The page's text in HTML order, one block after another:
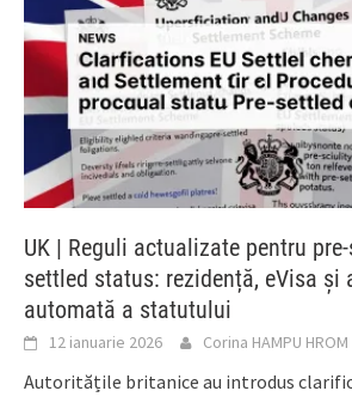
UK | Reguli actualizate pentru
settled status: rezidență, eVisa și
automată a statutului
12 ianuarie 2026 Corina HAMPU HROM
Autoritățile britanice au introdus